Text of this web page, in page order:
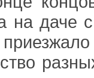
на даче